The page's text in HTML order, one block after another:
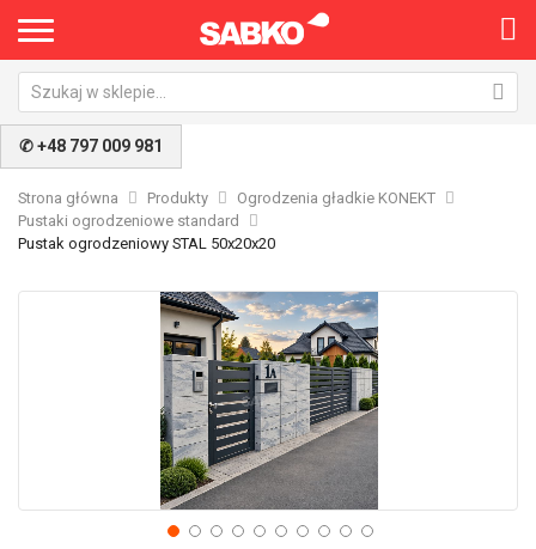
✆ +48 797 009 981
Strona główna Produkty
Ogrodzenia gładkie KONEKT
Pustaki ogrodzeniowe standard
Pustak ogrodzeniowy STAL 50x20x20